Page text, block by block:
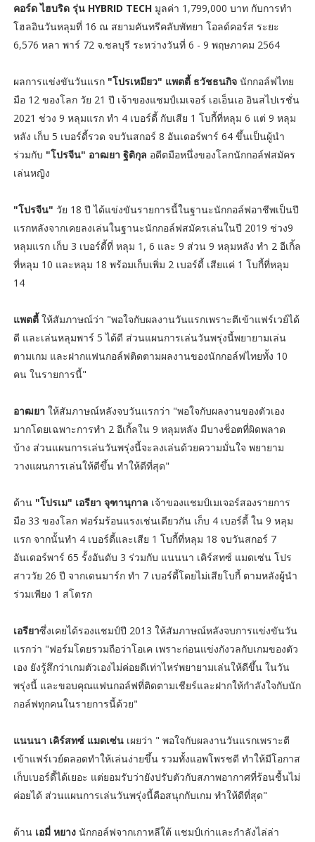
คอร์ด ไฮบริด รุ่น HYBRID TECHมูลค่า 1,799,000 บาท กับการทำ
โฮลอินวันหลุมที่ 16 ณ สยามคันทรีคลับพัทยา โอลด์คอร์ส ระยะ
6,576 หลา พาร์ 72 จ.ชลบุรี ระหว่างวันที่ 6 - 9 พฤษภาคม 2564
ผลการแข่งขันวันแรก"โปรเหมียว" แพตตี้ ธวัชธนกิจ นักกอล์ฟไทย
มือ 12 ของโลก วัย 21 ปี เจ้าของแชมป์เมเจอร์ เอเอ็นเอ อินสไปเรชั่น
2021 ช่วง 9 หลุมแรก ทำ 4 เบอร์ดี้ กับเสีย 1 โบกี้ที่หลุม 6 แต่ 9 หลุม
หลัง เก็บ 5 เบอร์ดี้รวด จบวันสกอร์ 8 อันเดอร์พาร์ 64 ขึ้นเป็นผู้นำ
ร่วมกับ "โปรจีน" อาฒยา ฐิติกุล อดีตมือหนึ่งของโลกนักกอล์ฟสมัคร
เล่นหญิง
"โปรจีน" วัย 18 ปี ได้แข่งขันรายการนี้ในฐานะนักกอล์ฟอาชีพเป็นปี
แรกหลังจากเคยลงเล่นในฐานะนักกอล์ฟสมัครเล่นในปี 2019 ช่วง9
หลุมแรก เก็บ 3 เบอร์ดี้ที่ หลุม 1, 6 และ 9 ส่วน 9 หลุมหลัง ทำ 2 อีเกิ้ล
ที่หลุม 10 และหลุม 18 พร้อมเก็บเพิ่ม 2 เบอร์ดี้ เสียแค่ 1 โบกี้ที่หลุม
14
แพตตี้ ให้สัมภาษณ์ว่า "พอใจกับผลงานวันแรกเพราะตีเข้าแฟร์เวย์ได้
ดี และเล่นหลุมพาร์ 5 ได้ดี ส่วนแผนการเล่นวันพรุ่งนี้พยายามเล่น
ตามเกม และฝากแฟนกอล์ฟติดตามผลงานของนักกอล์ฟไทยทั้ง 10
คน ในรายการนี้"
อาฒยา ให้สัมภาษณ์หลังจบวันแรกว่า "พอใจกับผลงานของตัวเอง
มากโดยเฉพาะการทำ 2 อีเกิ้ลใน 9 หลุมหลัง มีบางช็อตที่ผิดพลาด
บ้าง ส่วนแผนการเล่นวันพรุ่งนี้จะลงเล่นด้วยความมั่นใจ พยายาม
วางแผนการเล่นให้ดีขึ้น ทำให้ดีที่สุด"
ด้าน"โปรเม" เอรียา จุฑานุกาล เจ้าของแชมป์เมเจอร์สองรายการ
มือ 33 ของโลก ฟอร์มร้อนแรงเช่นเดียวกัน เก็บ 4 เบอร์ดี้ ใน 9 หลุม
แรก จากนั้นทำ 4 เบอร์ดี้และเสีย 1 โบกี้ที่หลุม 18 จบวันสกอร์ 7
อันเดอร์พาร์ 65 รั้งอันดับ 3 ร่วมกับ แนนนา เคิร์สทซ์ แมดเซ่น โปร
สาววัย 26 ปี จากเดนมาร์ก ทำ 7 เบอร์ดี้โดยไม่เสียโบกี้ ตามหลังผู้นำ
ร่วมเพียง 1 สโตรก
เอรียาซึ่งเคยได้รองแชมป์ปี 2013 ให้สัมภาษณ์หลังจบการแข่งขันวัน
แรกว่า "ฟอร์มโดยรวมถือว่าโอเค เพราะก่อนแข่งกังวลกับเกมของตัว
เอง ยังรู้สึกว่าเกมตัวเองไม่ค่อยดีเท่าไหร่พยายามเล่นให้ดีขึ้น ในวัน
พรุ่งนี้ และขอบคุณแฟนกอล์ฟที่ติดตามเชียร์และฝากให้กำลังใจกับนัก
กอล์ฟทุกคนในรายการนี้ด้วย"
แนนนา เคิร์สทซ์ แมดเซ่นเผยว่า " พอใจกับผลงานวันแรกเพราะตี
เข้าแฟร์เวย์ตลอดทำให้เล่นง่ายขึ้น รวมทั้งแอพโพรชดี ทำให้มีโอกาส
เก็บเบอร์ดี้ได้เยอะ แต่ยอมรับว่ายังปรับตัวกับสภาพอากาศที่ร้อนชื้นไม่
ค่อยได้ ส่วนแผนการเล่นวันพรุ่งนี้คือสนุกกับเกม ทำให้ดีที่สุด"
ด้านเอมี่ หยาง นักกอล์ฟจากเกาหลีใต้ แชมป์เก่าและกำลังไล่ล่า